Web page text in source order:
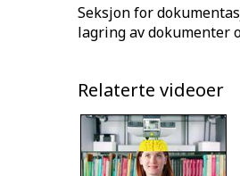
Seksjon for
lagring av dokumenter
Relaterte videoer